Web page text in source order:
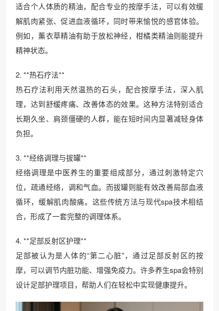
适合个人体质的精油，配合专业的按摩手法，可以有效缓
解肌肉紧张、促进血液循环，同时带来愉悦的感官体验。
例如，薰衣草精油有助于放松神经，柑橘类精油则能提升
精神状态。
2. **热石疗法**
热石疗法利用天然温热的石头，配合按摩手法，深入肌
理，达到舒缓疼痛、改善体态的效果。这种方法特别适合
长期久坐、肩颈僵硬的人群，能在短时间内显著减轻身体
负担。
3. **经络调理与拔罐**
经络调理是中医养生的重要组成部分，通过刺激特定穴
位，疏通经络，调和气血。而拔罐则能有效改善局部血液
循环，缓解肌肉酸痛。这些传统方法与现代spa技术相结
合，形成了一套完整的调理体系。
4. **足部反射区护理**
足部被认为是人体的“第二心脏”，通过足部反射区的按
摩，可以调节内脏功能、增强免疫力。许多养生spa会特别
设计足部护理项目，帮助人们在轻松中实现健康提升。